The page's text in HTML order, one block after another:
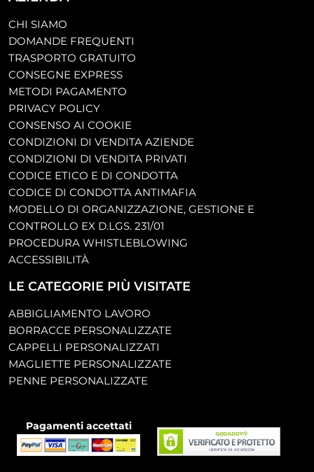
CHI SIAMO
DOMANDE FREQUENTI
TRASPORTO GRATUITO
CONSEGNE EXPRESS
METODI PAGAMENTO
PRIVACY POLICY
CONSENSO AI COOKIE
CONDIZIONI DI VENDITA AZIENDE
CONDIZIONI DI VENDITA PRIVATI
CODICE ETICO E DI CONDOTTA
CODICE DI CONDOTTA ANTIMAFIA
MODELLO DI ORGANIZZAZIONE, GESTIONE E
CONTROLLO EX D.LGS. 231/01
PROCEDURA WHISTLEBLOWING
ACCESSIBILITÀ
LE CATEGORIE PIÙ VISITATE
ABBIGLIAMENTO LAVORO
BORRACCE PERSONALIZZATE
CAPPELLI PERSONALIZZATI
MAGLIETTE PERSONALIZZATE
PENNE PERSONALIZZATE
Pagamenti accettati